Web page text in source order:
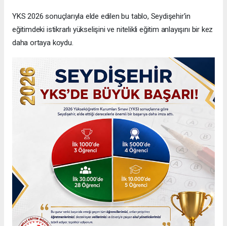
YKS 2026 sonuçlarıyla elde edilen bu tablo, Seydişehir'in
eğitimdeki istikrarlı yükselişini ve nitelikli eğitim anlayışını bir kez
daha ortaya koydu.